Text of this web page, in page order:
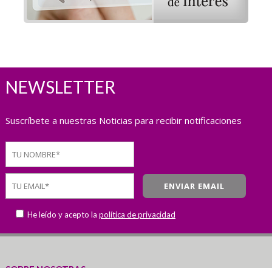
NEWSLETTER
Suscríbete a nuestras Noticias para recibir notificaciones
He leído y acepto la política de privacidad